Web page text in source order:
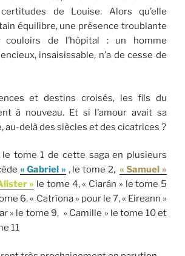
de Louise. Alors qu’elle
équilibre, une présence troublante
de l’hôpital : un homme
insaisissable, n’a de cesse de
et destins croisés, les fils du
à nouveau. Et si l’amour avait sa
au-delà des siècles et des cicatrices ?
tome 1 de cette saga en plusieurs
« Gabriel » , le tome 2, « Samuel »
» le tome 4, « Ciarán » le tome 5
6, « Catrìona » pour le 7, « Eireann »
» le tome 9, » Camille » le tome 10 et
11